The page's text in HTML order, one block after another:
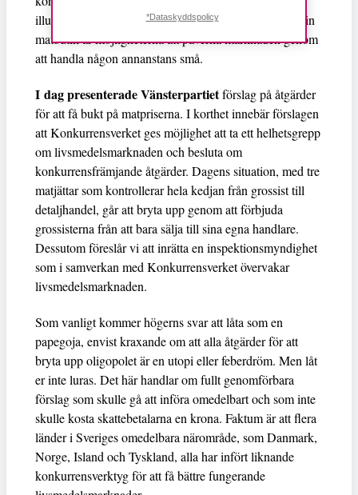
illusion. För den som är missnöjd med överpriserna i sin
matbutik är möjligheterna att påverka marknaden genom
att handla någon annanstans små.
I dag presenterade Vänsterpartietförslag på åtgärder
för att få bukt på matpriserna. I korthet innebär förslagen
att Konkurrensverket ges möjlighet att ta ett helhetsgrepp
om livsmedelsmarknaden och besluta om
konkurrensfrämjande åtgärder. Dagens situation, med tre
matjättar som kontrollerar hela kedjan från grossist till
detaljhandel, går att bryta upp genom att förbjuda
grossisterna från att bara sälja till sina egna handlare.
Dessutom föreslår vi att inrätta en inspektionsmyndighet
som i samverkan med Konkurrensverket övervakar
livsmedelsmarknaden.
Som vanligt kommer högerns svar att låta som en
papegoja, envist kraxande om att alla åtgärder för att
bryta upp oligopolet är en utopi eller feberdröm. Men låt
er inte luras. Det här handlar om fullt genomförbara
förslag som skulle gå att införa omedelbart och som inte
skulle kosta skattebetalarna en krona. Faktum är att flera
länder i Sveriges omedelbara närområde, som Danmark,
Norge, Island och Tyskland, alla har infört liknande
konkurrensverktyg för att få bättre fungerande
*Dataskyddspolicy